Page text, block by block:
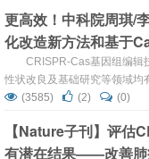
斯坦福大学的研究人员揭示
关。在这个过程中，他们发现
是向着改进癌症免疫治疗迈
《Canc...
更高效！中科院周琪/
化改造新方法和基于
CRISPR-Cas基因组编辑
性状改良及基础研究等领域均
术与应用的快速发展。自然界
自然界微生物中发现的大多
中的编辑效率较低，这限制了
(3585) (2) (0)
【Nature子刊】评估
有潜在结果——改善肺